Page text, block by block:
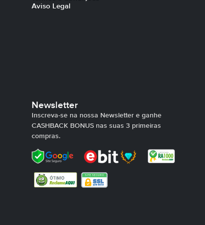
Aviso Legal
Newsletter
Inscreva-se na nossa Newsletter e ganhe
CASHBACK BONUS nas suas 3 primeiras
compras.